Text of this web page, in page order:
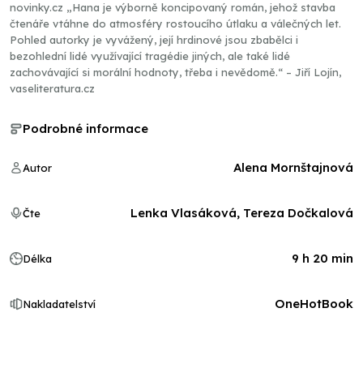
novinky.cz „Hana je výborně koncipovaný román, jehož stavba
čtenáře vtáhne do atmosféry rostoucího útlaku a válečných let.
Pohled autorky je vyvážený, její hrdinové jsou zbabělci i
bezohlední lidé využívající tragédie jiných, ale také lidé
zachovávající si morální hodnoty, třeba i nevědomě.“ – Jiří Lojín,
vaseliteratura.cz
Podrobné informace
Autor Alena Mornštajnová
Čte Lenka Vlasáková, Tereza Dočkalová
Délka 9 h 20 min
Nakladatelství OneHotBook